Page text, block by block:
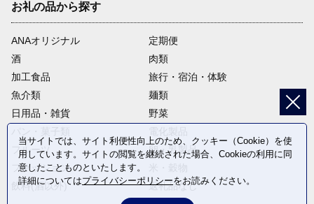
お礼の品から探す
ANAオリジナル
定期便
酒
肉類
加工食品
旅行・宿泊・体験
魚介類
麺類
日用品・雑貨
野菜
フルーツ
卵・乳製品
ファッション
飲料(酒以外)
返礼品なし
当サイトでは、サイト利便性向上のため、クッキー（Cookie）を使
用しています。サイトの閲覧を継続された場合、Cookieの利用に同
意したことものといたします。
詳細についてはプライバシーポリシーをお読みください。